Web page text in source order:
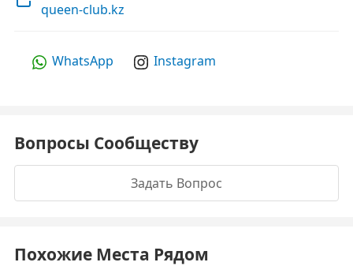
queen-club.kz
WhatsApp Instagram
Вопросы Сообществу
Задать Вопрос
Похожие Места Рядом